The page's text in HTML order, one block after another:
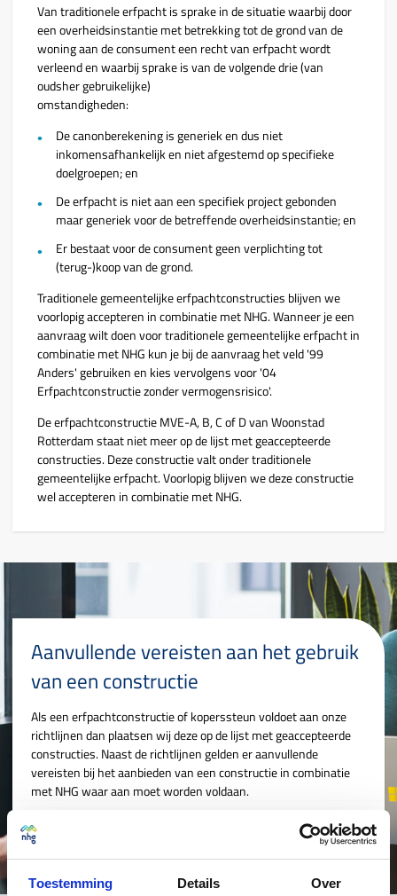
Toestemming Details Over
Van traditionele erfpacht is sprake in de situatie waarbij door
een overheidsinstantie met betrekking tot de grond van de
woning aan de consument een recht van erfpacht wordt
verleend en waarbij sprake is van de volgende drie (van
oudsher gebruikelijke)
omstandigheden:
De canonberekening is generiek en dus niet
inkomensafhankelijk en niet afgestemd op specifieke
doelgroepen; en
De erfpacht is niet aan een specifiek project gebonden
maar generiek voor de betreffende overheidsinstantie; en
Er bestaat voor de consument geen verplichting tot
(terug-)koop van de grond.
Traditionele gemeentelijke erfpachtconstructies blijven we
voorlopig accepteren in combinatie met NHG. Wanneer je een
aanvraag wilt doen voor traditionele gemeentelijke erfpacht in
combinatie met NHG kun je bij de aanvraag het veld '99
Anders' gebruiken en kies vervolgens voor '04
Erfpachtconstructie zonder vermogensrisico'.
De erfpachtconstructie MVE-A, B, C of D van Woonstad
Rotterdam staat niet meer op de lijst met geaccepteerde
constructies. Deze constructie valt onder traditionele
gemeentelijke erfpacht. Voorlopig blijven we deze constructie
wel accepteren in combinatie met NHG.
Aanvullende vereisten aan het gebruik
van een constructie
Als een erfpachtconstructie of koperssteun voldoet aan onze
richtlijnen dan plaatsen wij deze op de lijst met geaccepteerde
constructies. Naast de richtlijnen gelden er aanvullende
vereisten bij het aanbieden van een constructie in combinatie
met NHG waar aan moet worden voldaan.